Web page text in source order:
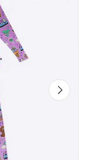
Next